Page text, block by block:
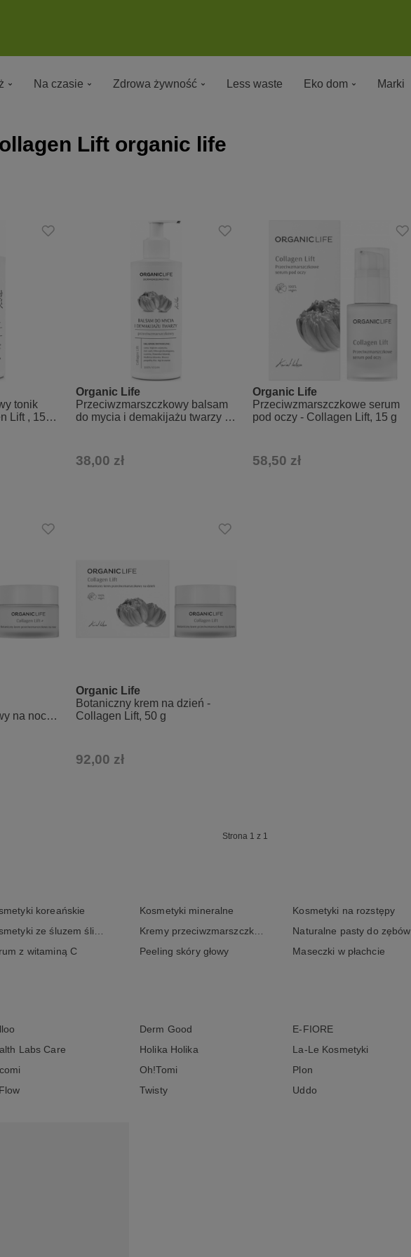
Na czasie Zdrowa żywność Less waste Eko dom Marki
Lift organic life
tonik
Lift , 150
Organic Life
Przeciwzmarszczkowy balsam
do mycia i demakijażu twarzy -
38,00 zł
Organic Life
Przeciwzmarszczkowe serum
pod oczy - Collagen Lift, 15 g
58,50 zł
na noc -
Organic Life
Botaniczny krem na dzień -
Collagen Lift, 50 g
92,00 zł
Strona 1 z 1
koreańskie Kosmetyki mineralne Kosmetyki na rozstępy
Kremy przeciwzmarszczkowe Naturalne pasty do zębów
z witaminą C Peeling skóry głowy Maseczki w płachcie
Derm Good E-FIORE
Labs Care Holika Holika La-Le Kosmetyki
Oh!Tomi Plon
Twisty Uddo